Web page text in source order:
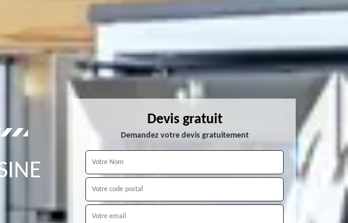
Devis gratuit
Demandez votre devis gratuitement